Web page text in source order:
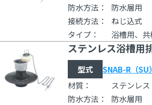
防水方法：
防水層用
接続方法：
ねじ込式
タイプ：
浴槽用、
ステンレス浴槽用
型式
SNAB-R（SU）
材質：
ステンレス
防水方法：
防水層用